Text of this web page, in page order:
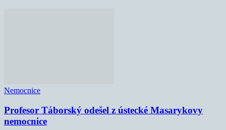
Nemocnice
Profesor Táborský odešel z ústecké Masarykovy
nemocnice